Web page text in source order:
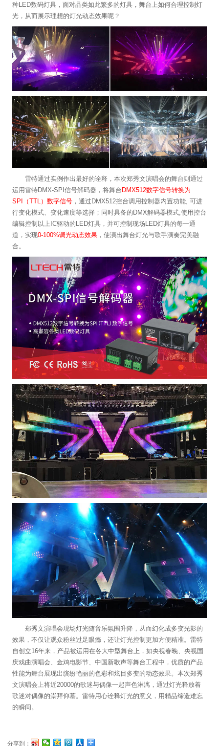
种LED数码灯具，面对品类如此繁多的灯具，舞台上如何合理控制灯
光，从而展示理想的灯光动态效果呢？
雷特通过实例作出最好的诠释，本次郑秀文演唱会的舞台则通过
运用雷特DMX-SPI信号解码器，将舞台 DMX512数字信号转换为
SPI（TTL）数字信号 ，通过DMX512控台调用控制器内置功能, 可进
行变化模式、变化速度等选择；同时具备的DMX解码器模式,使用控台
编辑控制以上IC驱动的LED灯具，并可控制现场LED灯具的每一通
道，实现0-100%调光动态效果 ，使演出舞台灯光与歌手演奏完美融
合。
郑秀文演唱会现场灯光随音乐氛围升降，从而幻化成多变光影的
效果，不仅让观众粉丝过足眼瘾，还让灯光控制更加方便精准。雷特
自创立16年来，产品被运用在各大中型舞台上，如央视春晚、央视国
庆戏曲演唱会、金鸡电影节、中国新歌声等舞台工程中，优质的产品
性能为舞台展现出缤纷艳丽的色彩和炫目多变的动态效果。本次郑秀
文演唱会上将近20000的歌迷与偶像一起声色淋漓，通过灯光释放着
歌迷对偶像的崇拜仰慕。雷特用心诠释灯光的意义，用精品缔造难忘
的瞬间。
分享到：